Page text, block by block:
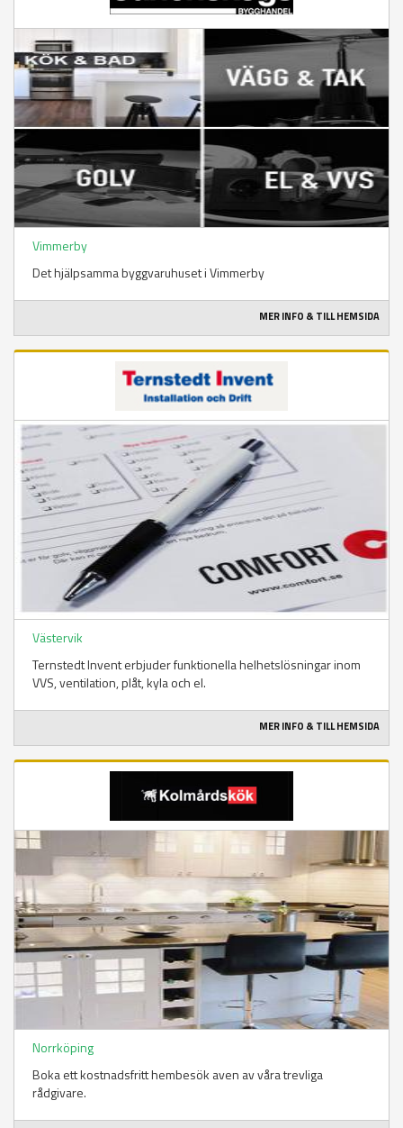
Vimmerby
Det hjälpsamma byggvaruhuset i Vimmerby
MER INFO & TILL HEMSIDA
Västervik
Ternstedt Invent erbjuder funktionella helhetslösningar inom
VVS, ventilation, plåt, kyla och el.
MER INFO & TILL HEMSIDA
Norrköping
Boka ett kostnadsfritt hembesök aven av våra trevliga
rådgivare.